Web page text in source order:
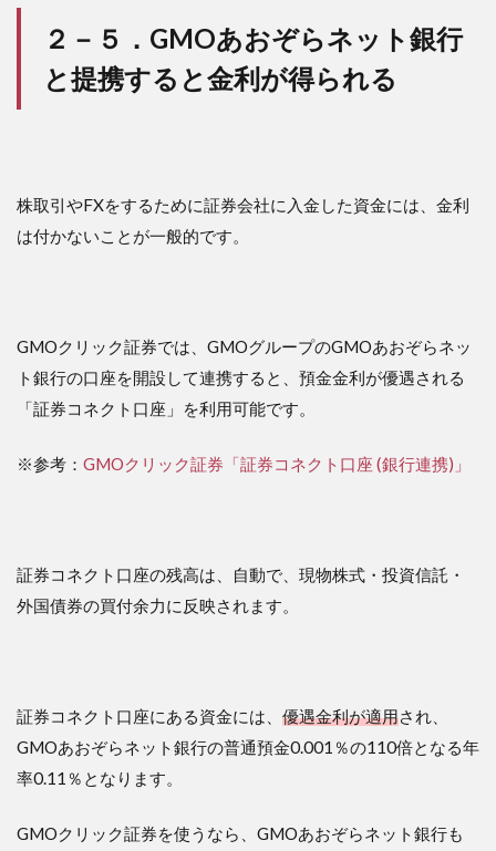
２－５．GMOあおぞらネット銀行
と提携すると金利が得られる
株取引やFXをするために証券会社に入金した資金には、金利
は付かないことが一般的です。
GMOクリック証券では、GMOグループのGMOあおぞらネッ
ト銀行の口座を開設して連携すると、預金金利が優遇される
「証券コネクト口座」を利用可能です。
※参考： GMOクリック証券「証券コネクト口座 (銀行連携)」
証券コネクト口座の残高は、自動で、現物株式・投資信託・
外国債券の買付余力に反映されます。
証券コネクト口座にある資金には、 優遇金利が適用され、
GMOあおぞらネット銀行の普通預金0.001％の110倍となる年
率0.11％となります。
GMOクリック証券を使うなら、GMOあおぞらネット銀行も